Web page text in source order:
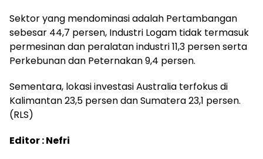
Sektor yang mendominasi adalah Pertambangan
sebesar 44,7 persen, Industri Logam tidak termasuk
permesinan dan peralatan industri 11,3 persen serta
Perkebunan dan Peternakan 9,4 persen.
Sementara, lokasi investasi Australia terfokus di
Kalimantan 23,5 persen dan Sumatera 23,1 persen.
(RLS)
Editor : Nefri